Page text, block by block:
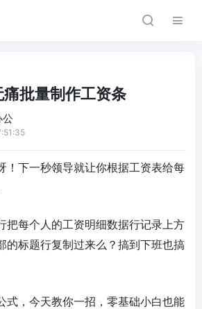
批量制作工资条
！下一秒领导就让你根据工资表给每
把每个人的工资明细数据行记录上方
的标题行复制过来么？搞到下班也搞
式，今天教你一招，零基础小白也能